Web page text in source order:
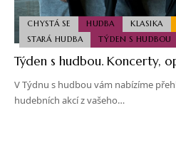
CHYSTÁ SE HUDBA KLASIKA
STARÁ HUDBA
TÝDEN S HUDBOU
Týden s hudbou. Koncerty,
V Týdnu s hudbou vám nabízíme
hudebních akcí z vašeho…